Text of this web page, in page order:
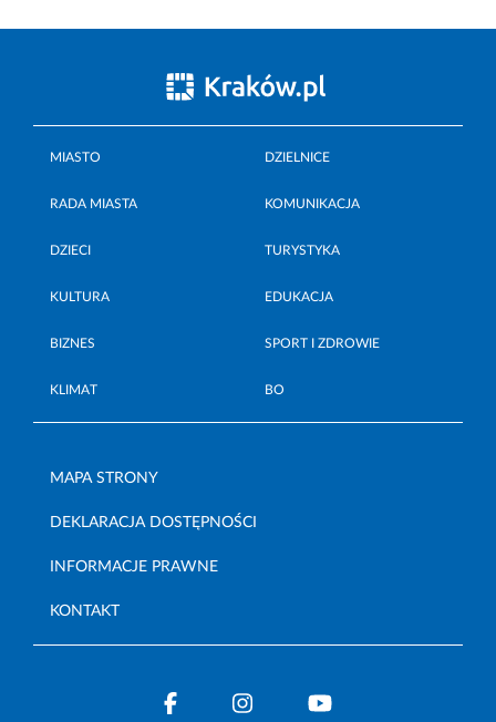
MIASTO DZIELNICE
RADA MIASTA KOMUNIKACJA
DZIECI TURYSTYKA
KULTURA EDUKACJA
BIZNES SPORT I ZDROWIE
KLIMAT BO
MAPA STRONY
DEKLARACJA DOSTĘPNOŚCI
INFORMACJE PRAWNE
KONTAKT